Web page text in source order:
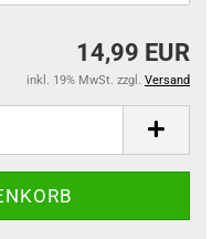
14,99 EUR
inkl. 19% MwSt. zzgl. Versand